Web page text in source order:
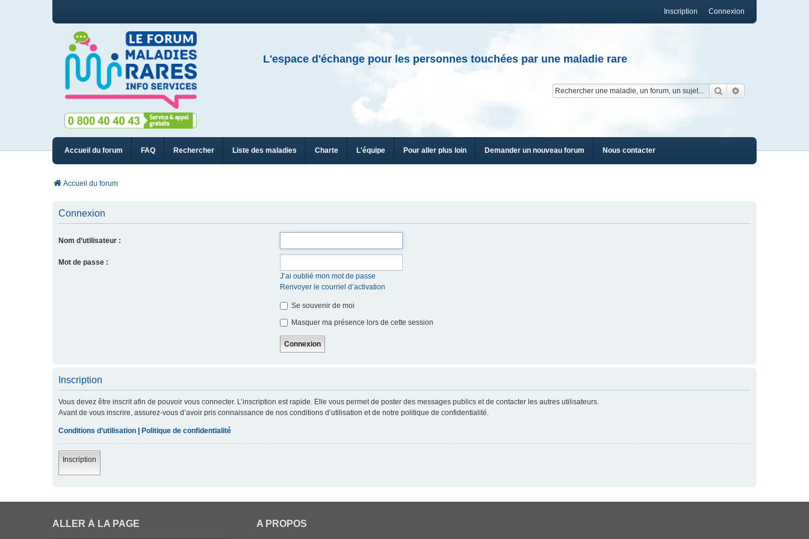
Connexion
Inscription
L'espace d'échange pour les personnes touchées par une maladie rare
Rechercher
Accueil du forum FAQ Rechercher Liste des maladies Charte L'équipe Pour aller plus loin Demander un nouveau forum Nous contacter
Accueil du forum
Connexion
Nom d’utilisateur :
Mot de passe :
J’ai oublié mon mot de passe
Renvoyer le courriel d’activation
Se souvenir de moi
Masquer ma présence lors de cette session
Inscription
Vous devez être inscrit afin de pouvoir vous connecter. L’inscription est rapide. Elle vous permet de poster des messages publics et de contacter les autres utilisateurs.
Avant de vous inscrire, assurez-vous d’avoir pris connaissance de nos conditions d’utilisation et de notre politique de confidentialité.
Conditions d’utilisation Politique de confidentialité
Inscription
ALLER À LA PAGE A PROPOS